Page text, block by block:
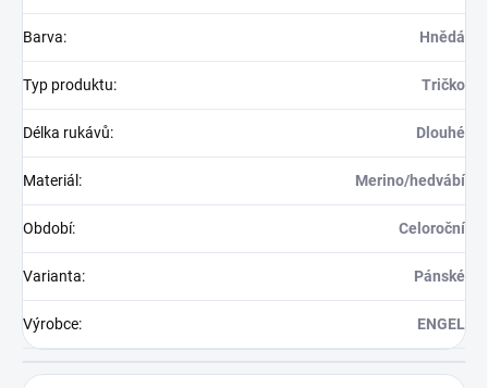
Barva: Hnědá
Typ produktu: Tričko
Délka rukávů: Dlouhé
Materiál : Merino/hedvábí
Období: Celoroční
Varianta: Pánské
Výrobce: ENGEL